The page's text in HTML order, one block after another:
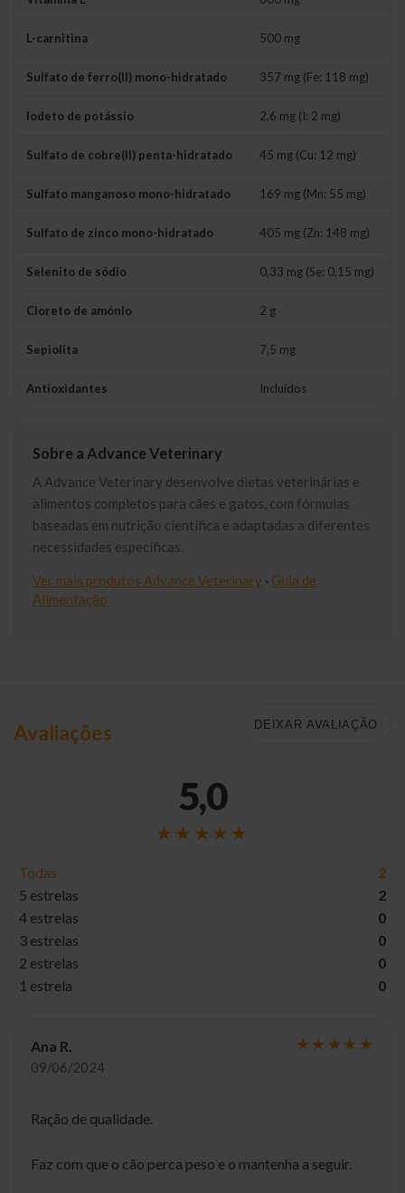
L-carnitina 500 mg
Sulfato de ferro(II) mono-hidratado 357 mg (Fe: 118 mg)
Iodeto de potássio 2,6 mg (I: 2 mg)
Sulfato de cobre(II) penta-hidratado 45 mg (Cu: 12 mg)
Sulfato manganoso mono-hidratado 169 mg (Mn: 55 mg)
Sulfato de zinco mono-hidratado 405 mg (Zn: 148 mg)
Selenito de sódio 0,33 mg (Se: 0,15 mg)
Cloreto de amónio 2 g
Sepiolita 7,5 mg
Antioxidantes Incluídos
Sobre a Advance Veterinary
A Advance Veterinary desenvolve dietas veterinárias e
alimentos completos para cães e gatos, com fórmulas
baseadas em nutrição científica e adaptadas a diferentes
necessidades específicas.
Ver mais produtos Advance Veterinary · Guia de
Alimentação
Avaliações DEIXAR AVALIAÇÃO
5,0
Todas
2
5 estrelas
2
4 estrelas
0
3 estrelas
0
2 estrelas
0
1 estrela
0
Ana R.
09/06/2024
Ração de qualidade.
Faz com que o cão perca peso e o mantenha a seguir.